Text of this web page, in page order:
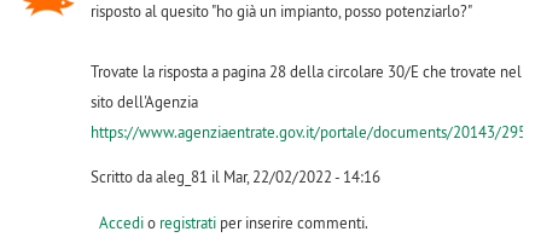
risposto al quesito "ho già un impianto, posso potenziarlo?"
Trovate la risposta a pagina 28 della circolare 30/E che trovate nel
sito dell'Agenzia
https://www.agenziaentrate.gov.it/portale/documents/20143/
Scritto da aleg_81 il Mar, 22/02/2022 - 14:16
Accedio registratiper inserire commenti.